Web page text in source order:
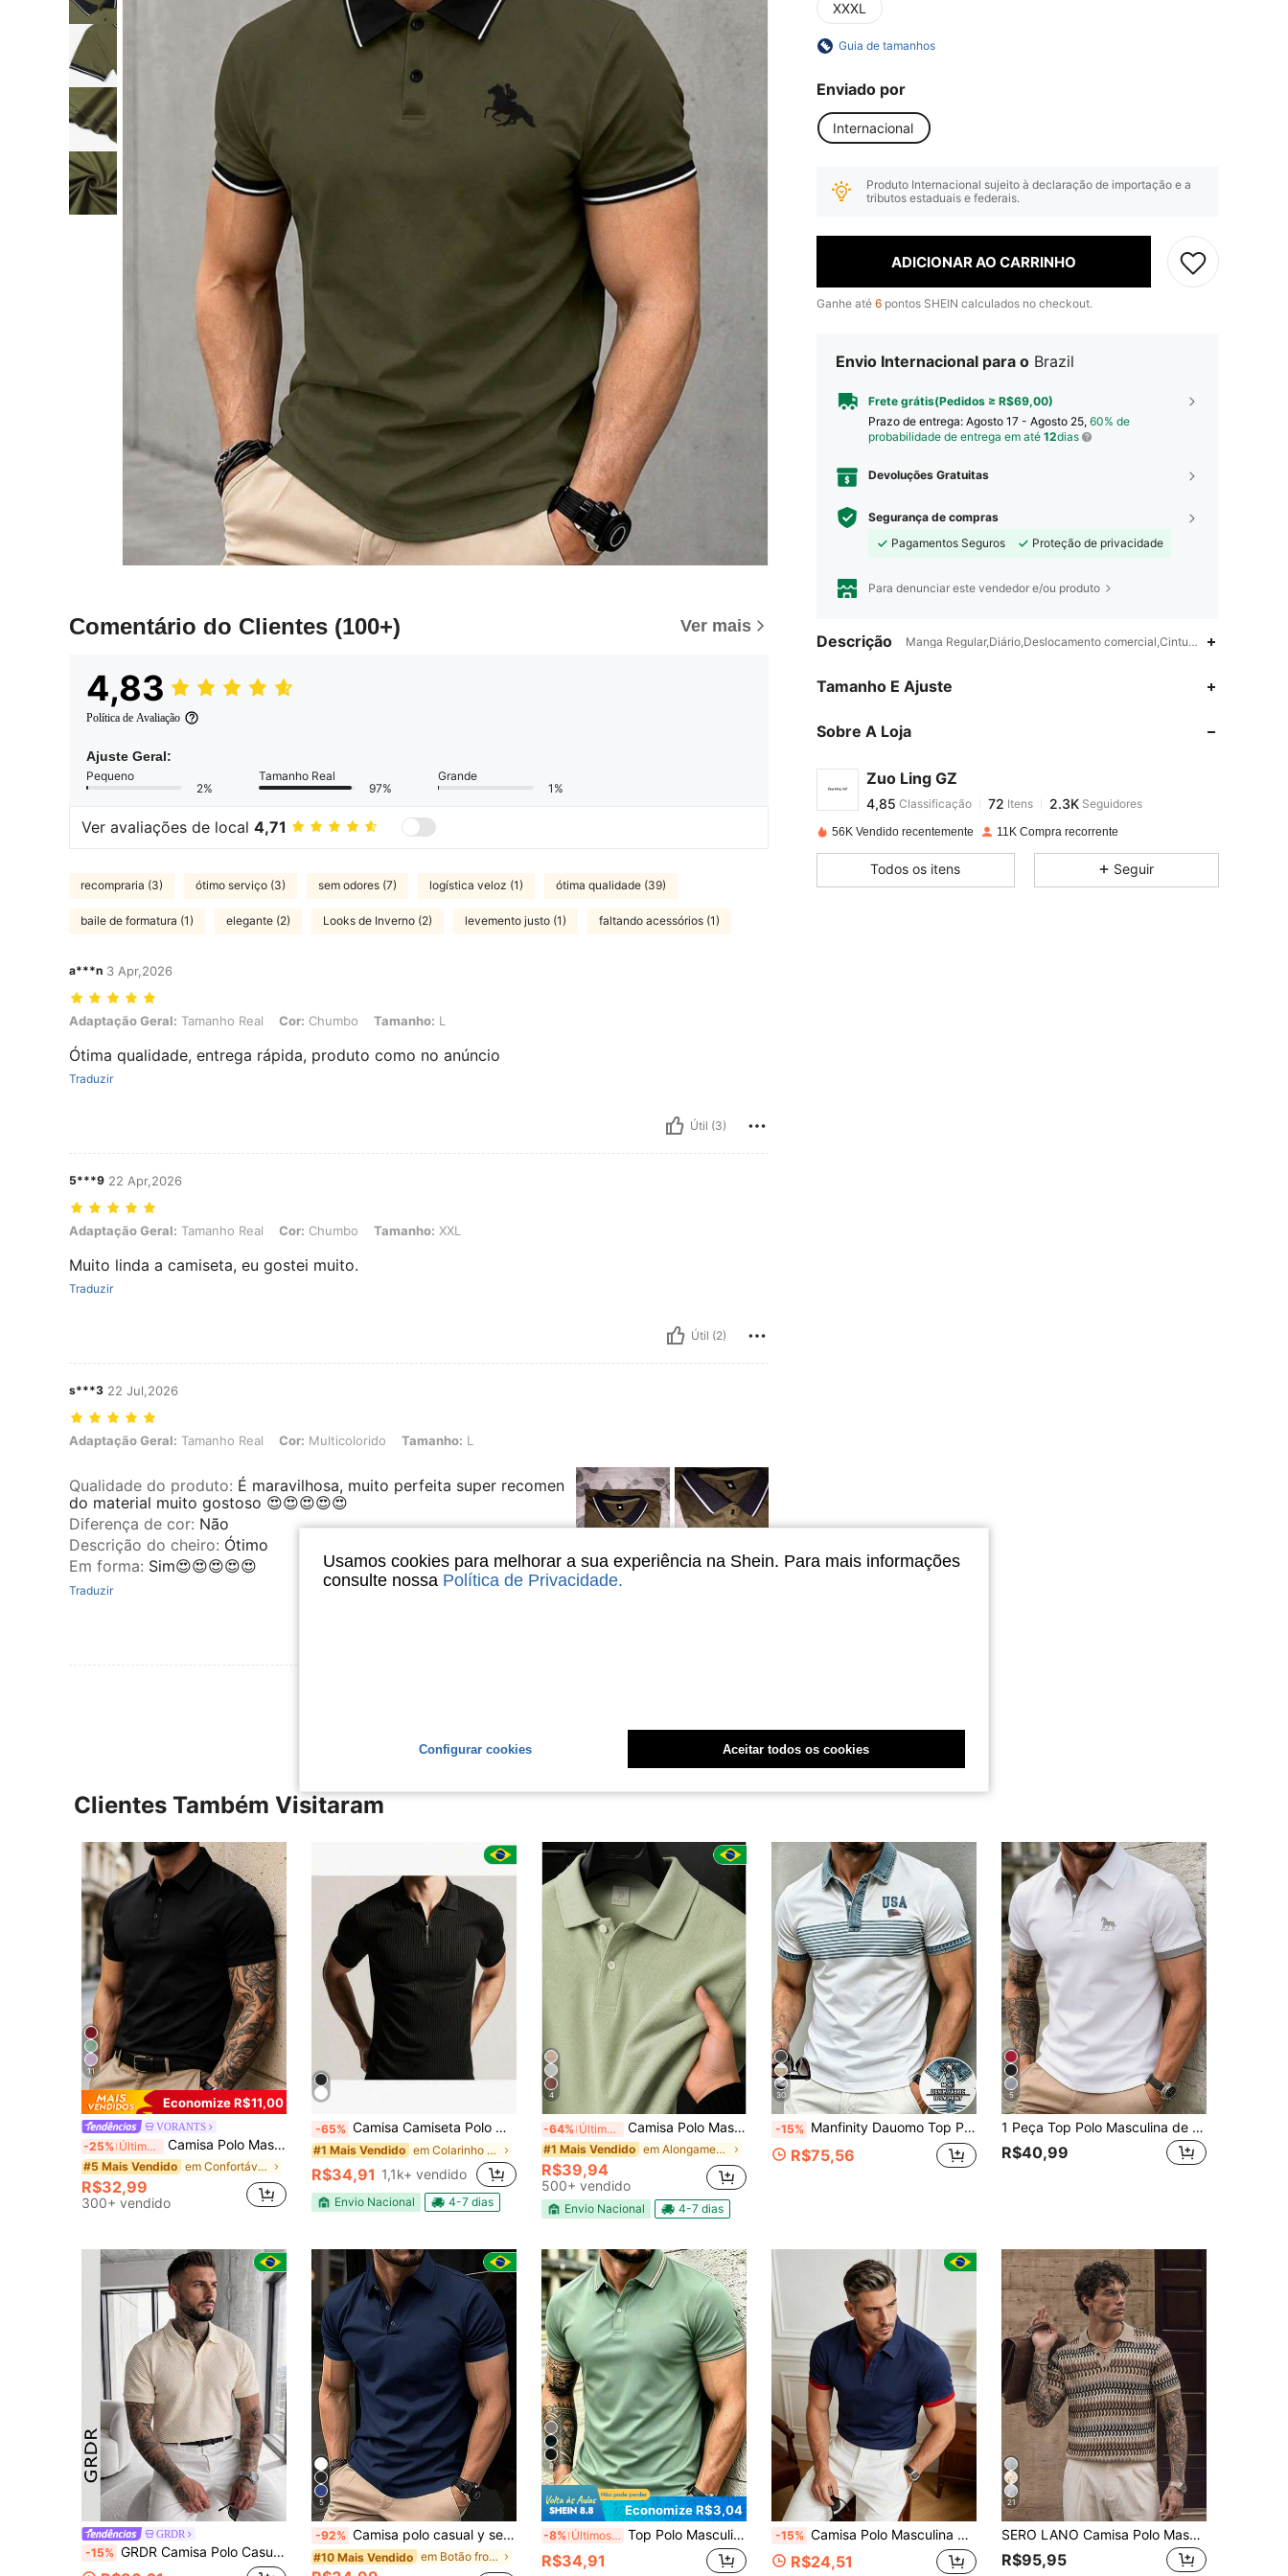
Comentário do Clientes (100+) Ver mais
4,83
Política de Avaliação
Ajuste Geral:
Pequeno
2%
Tamanho Real
97%
Grande
1%
Ver avaliações de local 4,71
recompraria (3) ótimo serviço (3) sem odores (7) logística veloz (1) ótima qualidade (39)
baile de formatura (1) elegante (2) Looks de Inverno (2) levemento justo (1) faltando acessórios (1)
a***n 3 Apr,2026
Adaptação Geral: Tamanho Real, Cor: Chumbo, Tamanho: L
Adaptação Geral: Tamanho Real Cor: Chumbo Tamanho: L
Ótima qualidade, entrega rápida, produto como no anúncio
Traduzir
Útil (3)
5***9 22 Apr,2026
Adaptação Geral: Tamanho Real, Cor: Chumbo, Tamanho: XXL
Adaptação Geral: Tamanho Real Cor: Chumbo Tamanho: XXL
Muito linda a camiseta, eu gostei muito.
Traduzir
Útil (2)
s***3 22 Jul,2026
Adaptação Geral: Tamanho Real, Cor: Multicolorido, Tamanho: L
Adaptação Geral: Tamanho Real Cor: Multicolorido Tamanho: L
Qualidade do produto: É maravilhosa, muito perfeita super recomen
do material muito gostoso 😍😍😍😍😍
Diferença de cor: Não
Descrição do cheiro: Ótimo
Em forma: Sim😍😍😍😍😍
Traduzir
XXXL
Guia de tamanhos
Enviado por
Internacional
Produto Internacional sujeito à declaração de importação e a
tributos estaduais e federais.
ADICIONAR AO CARRINHO
Ganhe até 6 pontos SHEIN calculados no checkout.
Envio Internacional para o Brazil
Frete grátis(Pedidos ≥ R$69,00)
Prazo de entrega: Agosto 17 - Agosto 25, 60% de
probabilidade de entrega em até 12dias
Devoluções Gratuitas
Segurança de compras
Pagamentos Seguros
Proteção de privacidade
Para denunciar este vendedor e/ou produto
Descrição Manga Regular,Diário,Deslocamento comercial,Cintura
Tamanho E Ajuste
Sobre A Loja
Zuo Ling GZ
4,85
Classificação
d***9pago 1 dia atrás
56K Vendido recentemente 11K Compra recorrente
Todos os itens Seguir
Clientes Também Visitaram
11
Economize R$11,00
VORANTS
-25% Últimos 2 dias Camisa Polo Masculina de Manga Curta Casual para Uso Diário, Cor Sólida, Adequada para Esportes de Golfe, Camisa Polo Preta
#5 Mais Vendido em Confortável Camisas Polo Masculinas
R$32,99
300+ vendido
-65% Camisa Camiseta Polo Manga Curta Com Ziper Masculina Malha Canelada Camisa Premium Preta
#1 Mais Vendido em Colarinho Camisas Polo Masculinas
R$34,91 1,1k+ vendido
Envio Nacional 4-7 dias
4
-64% Últimos 2 dias Camisa Polo Masculina Piquet
#1 Mais Vendido em Alongamento médio Camisas Polo Masculinas
R$39,94
500+ vendido
Envio Nacional 4-7 dias
30
-15% Manfinity Dauomo Top Polo Masculina de Tamanho Padrão, Top Polo Casual de Negócios com Blocos de Cor Azul & Branco, Uso no Escritório, Diário, Estilo Elegante, Tecido Confortável, Top Polo com Padrão de Estampa de Letra Minimalista
R$75,56
5
1 Peça Top Polo Masculina de Verão com Gola Contrastante e Estampa de Cavalo - Seda de Gelo, Secagem Rápida, Respirável, Top Casual de Negócios para Deslocamento
R$40,99
GRDR
-15% GRDR Camisa Polo Casual de Manga Curta para Homens, Moda de Verão, para Uso Diário
5
-92% Camisa polo casual y sencilla para hombres, para el verano, apta para golf
#10 Mais Vendido em Botão frontal Camisas Polo Masculinas
8
Economize R$3,04
-8% Últimos 2 dias Top Polo Masculina Leve de Verão com Acabamento Contrastante | Top Casual de Manga Curta com Gola, Adequado para Uso ao Ar Livre, Rua, Praia, Diário e Esportes Leves
R$34,91
-15% Camisa Polo Masculina de Manga Curta Casual com Botões, Cor Sólida, Adequada para Esportes de Golfe, Camisa Polo Preta
R$24,51
21
SERO LANO Camisa Polo Masculina de Tricô Jacquard Cor Sólida com Textura Tecido Multicolorido Gola Punho Canelado Peitilho Tricô Waffle Damasco Dois Botões Botão Preto
R$95,95
Usamos cookies para melhorar a sua experiência na Shein. Para mais informações
consulte nossa Política de Privacidade.
Configurar cookies Aceitar todos os cookies